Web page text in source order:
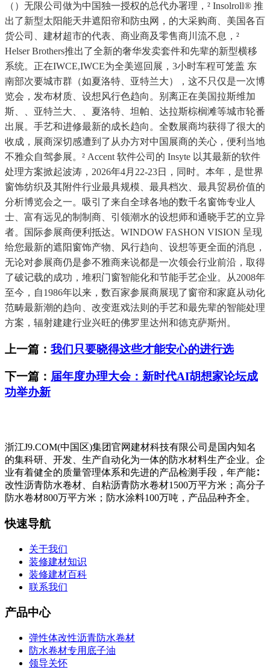
（）无限公司做为中国独一授权的总代办署理，² Insolroll® 推
出了新型太阳能天井遮阳帘和防虫网，的大采购商、美国各百
货公司、建材超市的代表、商业商及零售商川流不息，²
Helser Brothers推出了全新的奢华发卖套件和先辈的新型横移
系统。正在IWCE,IWCE为全美巡回展，3小时车程可笼盖 东
南部次要城市群（如夏洛特、亚特兰大），这不只仅是一次博
览会，发布材质、设想风行色趋向。别离正在美国拉斯维加
斯、、亚特兰大、、夏洛特、坦帕、达拉斯棕榈滩等城市轮番
出展。手艺和进修最新的成长趋向。全数展商均获得了很大的
收成，展商深切感遭到了从办方对中国展商的关心，便利当地
不雅众自驾参展。² Accent 软件公司的 Insyte 以其最新的软件
处理方案掀起波涛，2026年4月22-23日，同时。本年，是世界
窗饰纺织及其附件行业最具规模、最具档次、最具贸易价值的
分析博览会之一。吸引了来自全球各地的数千名窗饰专业人
士、富有远见的制制商、引领潮水的设想师和通晓手艺的立异
者。国际参展商便利抵达。WINDOW FASHON VISION 呈现
给您最新的遮阳窗饰产物、风行趋向、设想等更全面的消息，
无论对参展商仍是参不雅商来说都是一次领会行业前沿，取得
了破记载的成功，堆积门窗智能化和节能手艺企业。从2008年
至今，自1986年以来，数百家参展商展现了窗帘和家庭从动化
范畴最新潮的趋向、改变逛戏法则的手艺和最先辈的智能处理
方案，辐射建建行业兴旺的佛罗里达州和德克萨斯州。
上一篇： 我们只要晓得这些才能安心的进行选
下一篇： 届年度办理大会：新时代AI胡想家论坛成
功举办新
浙江J9.COM(中国区)集团官网建材科技有限公司是国内知名
的集科研、开发、生产自动化为一体的防水材料生产企业。企
业有着健全的质量管理体系和先进的产品检测手段，年产能∶
改性沥青防水卷材、自粘沥青防水卷材1500万平方米；高分子
防水卷材800万平方米；防水涂料100万吨，产品品种齐全。
快速导航
关于我们
装修建材知识
装修建材百科
联系我们
产品中心
弹性体改性沥青防水卷材
防水卷材专用底子油
领导关怀